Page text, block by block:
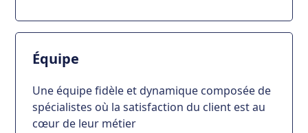
Équipe
Une équipe fidèle et dynamique composée de
spécialistes où la satisfaction du client est au
cœur de leur métier